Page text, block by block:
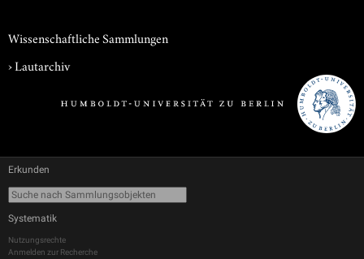
Wissenschaftliche Sammlungen
›Lautarchiv
Erkunden
Systematik
Nutzungsrechte
Anmelden zur Recherche